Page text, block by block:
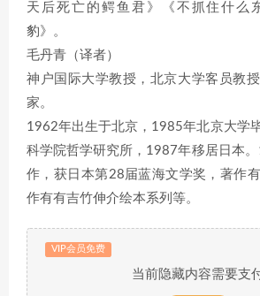
天后死亡的鳄鱼君》《不抓住什么
豹》。
毛丹青（译者）
神户国际大学教授，北京大学客员教
家。
1962年出生于北京，1985年北京大学
科学院哲学研究所，1987年移居日本
作，获日本第28届蓝海文学奖，著作
作有有吉竹伸介绘本系列等。
VIP会员免费
当前隐藏内容需要支